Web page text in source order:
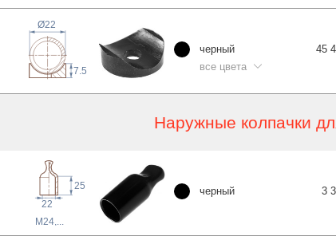
7.5
Ø22
черный
все цвета
45
Наружные колпачки
M24,...
25
22
черный 3